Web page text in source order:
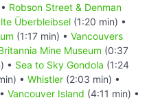
Robson Street & Denman
Überbleibsel (1:20 min) •
(1:17 min) • Vancouvers
Mine Museum (0:37
• Sea to Sky Gondola (1:24
• Whistler (2:03 min) •
Vancouver Island (4:11 min) •